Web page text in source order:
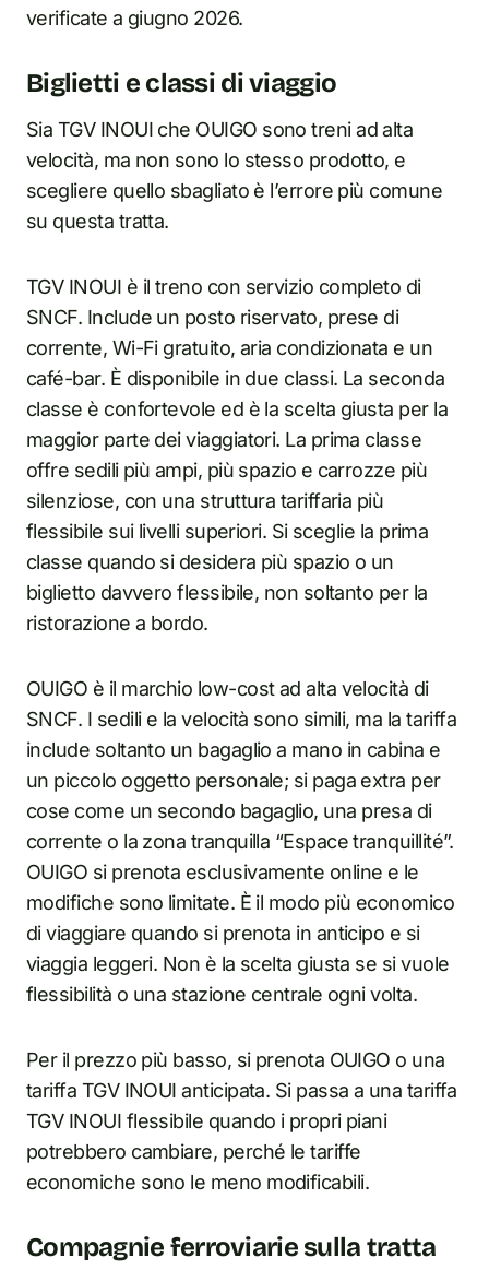
verificate a giugno 2026.
Biglietti e classi di viaggio
Sia TGV INOUI che OUIGO sono treni ad alta
velocità, ma non sono lo stesso prodotto, e
scegliere quello sbagliato è l’errore più comune
su questa tratta.
TGV INOUI è il treno con servizio completo di
SNCF. Include un posto riservato, prese di
corrente, Wi-Fi gratuito, aria condizionata e un
café-bar. È disponibile in due classi. La seconda
classe è confortevole ed è la scelta giusta per la
maggior parte dei viaggiatori. La prima classe
offre sedili più ampi, più spazio e carrozze più
silenziose, con una struttura tariffaria più
flessibile sui livelli superiori. Si sceglie la prima
classe quando si desidera più spazio o un
biglietto davvero flessibile, non soltanto per la
ristorazione a bordo.
OUIGO è il marchio low-cost ad alta velocità di
SNCF. I sedili e la velocità sono simili, ma la tariffa
include soltanto un bagaglio a mano in cabina e
un piccolo oggetto personale; si paga extra per
cose come un secondo bagaglio, una presa di
corrente o la zona tranquilla “Espace tranquillité”.
OUIGO si prenota esclusivamente online e le
modifiche sono limitate. È il modo più economico
di viaggiare quando si prenota in anticipo e si
viaggia leggeri. Non è la scelta giusta se si vuole
flessibilità o una stazione centrale ogni volta.
Per il prezzo più basso, si prenota OUIGO o una
tariffa TGV INOUI anticipata. Si passa a una tariffa
TGV INOUI flessibile quando i propri piani
potrebbero cambiare, perché le tariffe
economiche sono le meno modificabili.
Compagnie ferroviarie sulla tratta